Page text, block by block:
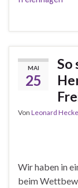
MAI
25
So
Von Leonard
Wir haben in
beim